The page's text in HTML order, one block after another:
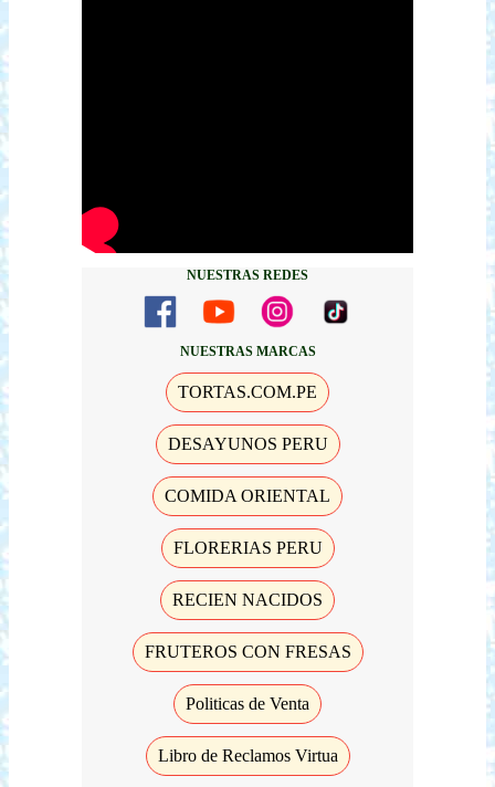
NUESTRAS REDES
NUESTRAS MARCAS
TORTAS.COM.PE
DESAYUNOS PERU
COMIDA ORIENTAL
FLORERIAS PERU
RECIEN NACIDOS
FRUTEROS CON FRESAS
Politicas de Venta
Libro de Reclamos Virtua